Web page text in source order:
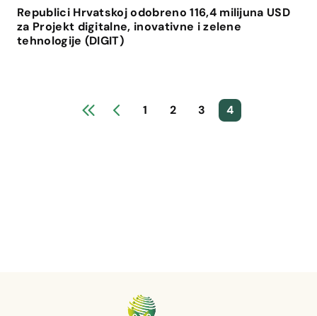
Republici Hrvatskoj odobreno 116,4 milijuna USD
za Projekt digitalne, inovativne i zelene
tehnologije (DIGIT)
1 2 3 4